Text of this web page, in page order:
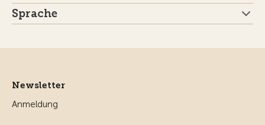
Sprache
Newsletter
Anmeldung